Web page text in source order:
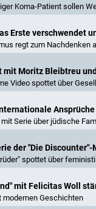
Koma-Patient sollen
Erste verschwendet
regt zum Nachdenken
mit Moritz Bleibtreu
Video spottet über
Ansprüche
Serie über jüdische
der "Die
spottet über
mit Felicitas Woll
modernen Geschichten